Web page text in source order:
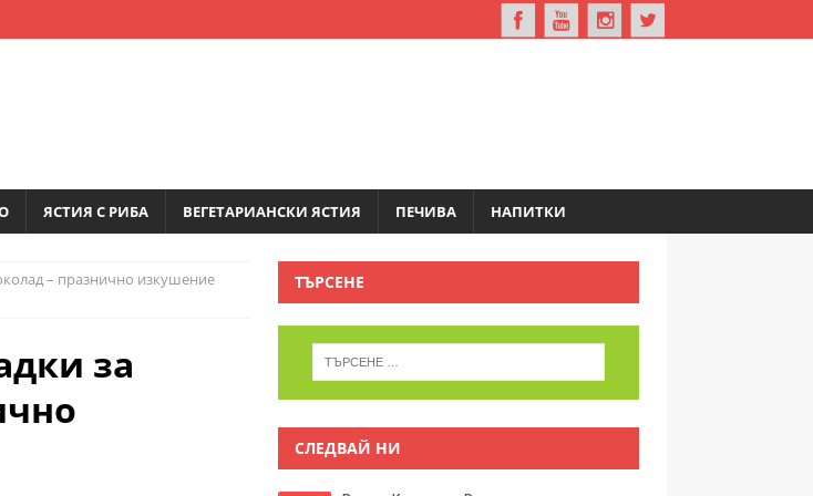
ЯСТИЯ С РИБА ВЕГЕТАРИАНСКИ ЯСТИЯ ПЕЧИВА НАПИТКИ
– празнично изкушение
за
ТЪРСЕНЕ
СЛЕДВАЙ НИ